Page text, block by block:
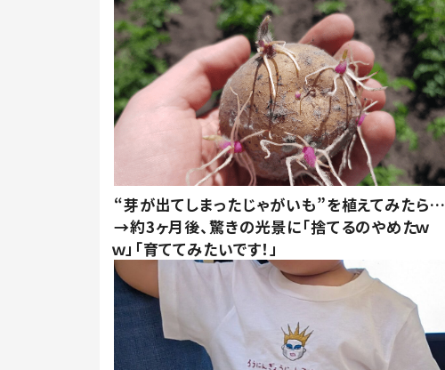
“芽が出てしまったじゃがいも”を植えてみたら…
→約3ヶ月後、驚きの光景に「捨てるのやめたｗ
ｗ」「育ててみたいです！」